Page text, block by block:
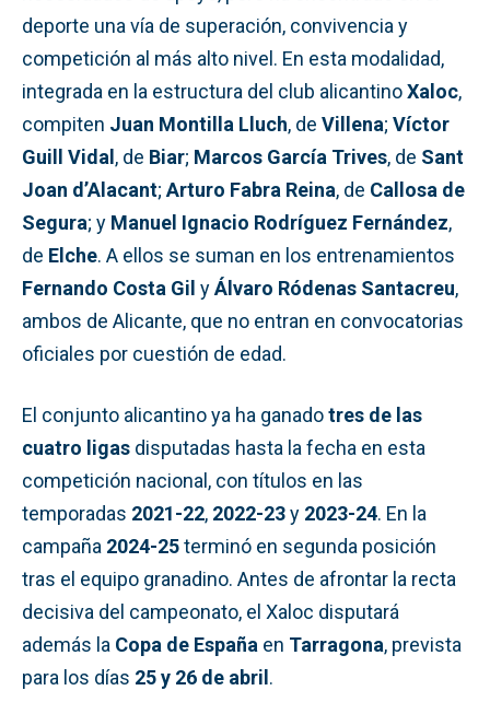
deporte una vía de superación, convivencia y
competición al más alto nivel. En esta modalidad,
integrada en la estructura del club alicantinoXaloc,
compiten Juan Montilla Lluch, de Villena; Víctor
Guill Vidal, de Biar; Marcos García Trives, de Sant
Joan d’Alacant; Arturo Fabra Reina, de Callosa de
Segura; y Manuel Ignacio Rodríguez Fernández,
de Elche. A ellos se suman en los entrenamientos
Fernando Costa Gil yÁlvaro Ródenas Santacreu,
ambos de Alicante, que no entran en convocatorias
oficiales por cuestión de edad.
El conjunto alicantino ya ha ganadotres de las
cuatro ligas disputadas hasta la fecha en esta
competición nacional, con títulos en las
temporadas 2021-22, 2022-23y 2023-24. En la
campaña 2024-25terminó en segunda posición
tras el equipo granadino. Antes de afrontar la recta
decisiva del campeonato, el Xaloc disputará
además la Copa de España en Tarragona, prevista
para los días 25 y 26 de abril.